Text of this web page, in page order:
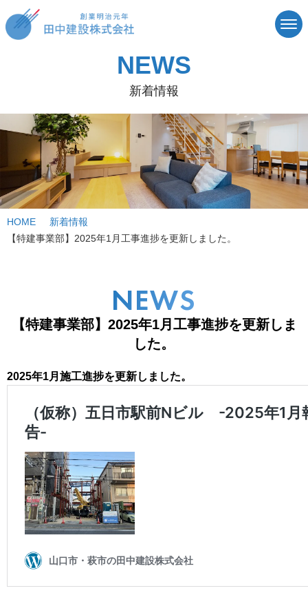
NEWS
新着情報
HOME
新着情報
【特建事業部】2025年1月工事進捗を更新しました。
NEWS
【特建事業部】2025年1月工事進捗を更新しま
した。
2025年1月施工進捗を更新しました。